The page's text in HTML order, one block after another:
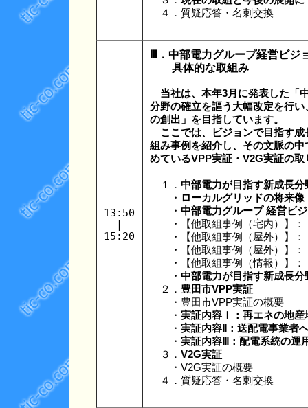
４．質疑応答・名刺交換
13:50
|
15:20
Ⅲ．中部電力グループ経営ビ
具体的な取組み
当社は、本年3月に発表した「
分野の確立を謳う大幅改定を行
の創出」を目指しています。
ここでは、ビジョンで目指す成
組み事例を紹介し、その文脈の
めているVPP実証・V2G実証の
１． 中部電力が目指す新成長
・ ローカルグリッドの将来像
・ 中部電力グループ 経営ビ
・【他取組事例（宅内）】：
・【他取組事例（屋外）】：
・【他取組事例（屋外）】
・【他取組事例（情報）】：
・ 中部電力が目指す新成長
２． 豊田市VPP実証
・豊田市VPP実証の概要
・ 実証内容Ｉ：再エネの地
・ 実証内容Ⅱ：送配電事業者
・ 実証内容Ⅲ：配電系統の運
３． V2G実証
・V2G実証の概要
４．質疑応答・名刺交換